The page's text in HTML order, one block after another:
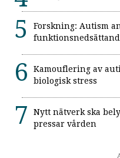
Forskning: Autism
Kamouflering av
biologisk stress
Nytt nätverk ska
pressar vården